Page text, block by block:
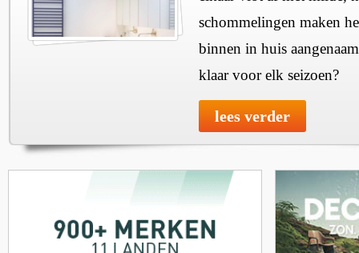
schommelingen maken
binnen in huis
klaar voor elk seizoen?
lees verder